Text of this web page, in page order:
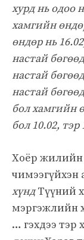
хурд нь одоо
хамгийн
өндөр нь
настай
настай
настай
бол хамгийн
бол 10.02,
Хоёр жилийн
чимээгүйхэн
хүндТүүний
мэргэжлийн
… гэхдээ тэр